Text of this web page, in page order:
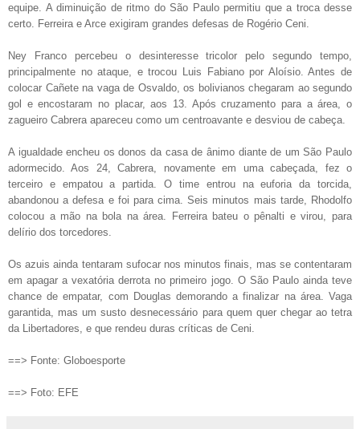
equipe. A diminuição de ritmo do São Paulo permitiu que a troca desse
certo. Ferreira e Arce exigiram grandes defesas de Rogério Ceni.
Ney Franco percebeu o desinteresse tricolor pelo segundo tempo,
principalmente no ataque, e trocou Luis Fabiano por Aloísio. Antes de
colocar Cañete na vaga de Osvaldo, os bolivianos chegaram ao segundo
gol e encostaram no placar, aos 13. Após cruzamento para a área, o
zagueiro Cabrera apareceu como um centroavante e desviou de cabeça.
A igualdade encheu os donos da casa de ânimo diante de um São Paulo
adormecido. Aos 24, Cabrera, novamente em uma cabeçada, fez o
terceiro e empatou a partida. O time entrou na euforia da torcida,
abandonou a defesa e foi para cima. Seis minutos mais tarde, Rhodolfo
colocou a mão na bola na área. Ferreira bateu o pênalti e virou, para
delírio dos torcedores.
Os azuis ainda tentaram sufocar nos minutos finais, mas se contentaram
em apagar a vexatória derrota no primeiro jogo. O São Paulo ainda teve
chance de empatar, com Douglas demorando a finalizar na área. Vaga
garantida, mas um susto desnecessário para quem quer chegar ao tetra
da Libertadores, e que rendeu duras críticas de Ceni.
==> Fonte: Globoesporte
==> Foto: EFE